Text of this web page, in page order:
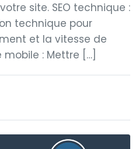
site. SEO technique :
technique pour
et la vitesse de
: Mettre […]